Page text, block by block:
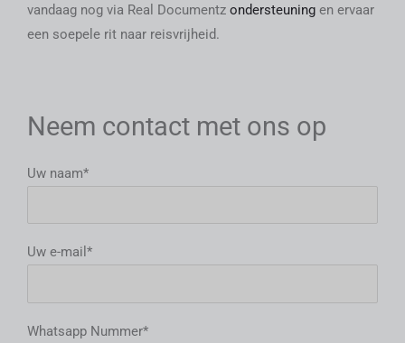
vandaag nog via Real Documentz ondersteuning en ervaar
een soepele rit naar reisvrijheid.
Neem contact met ons op
Uw naam*
Uw e-mail*
Whatsapp Nummer*